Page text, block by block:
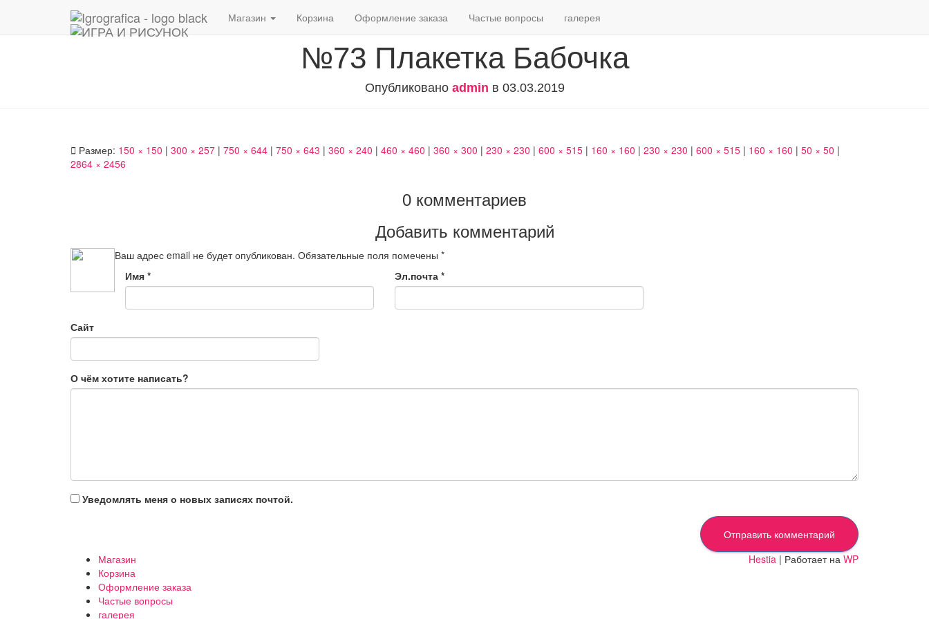
Магазин Корзина Оформление заказа Частые вопросы галерея
№73 Плакетка Бабочка
Опубликовано admin в 03.03.2019
Размер: 150 × 150 | 300 × 257 | 750 × 644 | 750 × 643 | 360 × 240 | 460 × 460 | 360 × 300 | 230 × 230 | 600 × 515 | 160 × 160 | 230 × 230 | 600 × 515 | 160 × 160 | 50 × 50 |
2864 × 2456
0 комментариев
Добавить комментарий
Ваш адрес email не будет опубликован. Обязательные поля помечены *
Имя * Эл.почта *
Сайт
О чём хотите написать?
Уведомлять меня о новых записях почтой.
Магазин
Корзина
Оформление заказа
Частые вопросы
галерея
Hestia | Работает на WP